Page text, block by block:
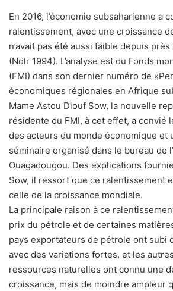
En 2016, l’économie subsaharienne a
ralentissement, avec une croissance
n’avait pas été aussi faible depuis
(Ndlr 1994). L’analyse est du Fonds
(FMI) dans son dernier numéro de
économiques régionales en Afrique
Mame Astou Diouf Sow, la nouvelle
résidente du FMI, à cet effet, a convié
des acteurs du monde économique et
séminaire organisé dans le bureau de
Ouagadougou. Des explications
Sow, il ressort que ce ralentissement
celle de la croissance mondiale.
La principale raison à ce
prix du pétrole et de certaines
pays exportateurs de pétrole ont subi
avec des variations fortes, et les
ressources naturelles ont connu une
croissance, mais de moindre ampleur